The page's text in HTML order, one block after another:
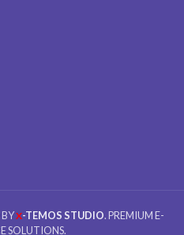
X-TEMOS STUDIO. PREMIUM E-
SOLUTIONS.